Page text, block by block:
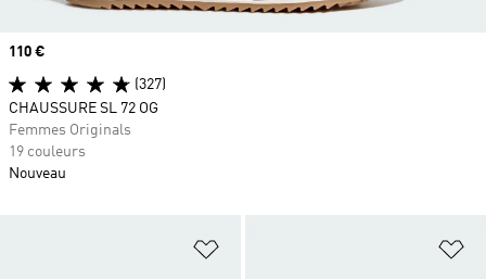
Ajouter à la Liste de produits
Prix
110 €
(327)
CHAUSSURE SL 72 OG
Femmes Originals
19 couleurs
Nouveau